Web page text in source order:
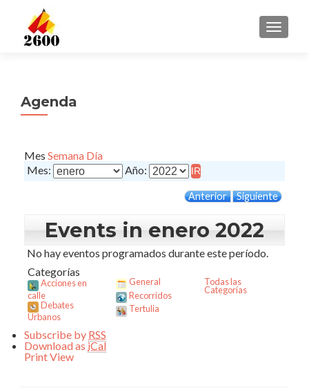
Agenda
Mes Semana Día
Mes:
Año:
Anterior Siguiente
Events in enero 2022
No hay eventos programados durante este período.
Categorías
Acciones en
calle
Debates
Urbanos
General
Recorridos
Tertulia
Todas las
Categorías
Subscribe by RSS
Download as iCal
PrintView